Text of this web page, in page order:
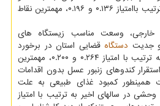
کندوها درسال های اخیر به ترتیب باامتیاز ۰.۱۳۶ و ۰.۱۹۶، مهمترین نقاط
خارجی، وسعت مناسب زیستگاه های
جدیت دستگاه قضایی استان در برخورد
قاطع با شکارچیان غیرمجاز به ترتیب با امتیاز ۰.۲۶۴ و ۰.۲۰۰، مهمترین
کندوهای زنبور عسل بدون اقدامات
همینطور کمبود غذای طبیعی به علت
در سالهای اخیر به ترتیب با امتیاز